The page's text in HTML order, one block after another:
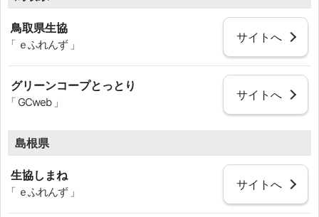
鳥取県生協
「 ｅふれんず 」
サイトへ
グリーンコープとっとり
「 GCweb 」
サイトへ
島根県
生協しまね
「 ｅふれんず 」
サイトへ